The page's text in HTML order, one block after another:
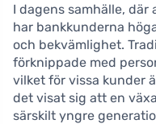
I dagens samhälle,
har bankkunderna
och bekvämlighet.
förknippade med
vilket för vissa kunder
det visat sig att en
särskilt yngre